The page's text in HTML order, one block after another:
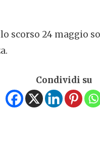
scorso 24
Condividi su